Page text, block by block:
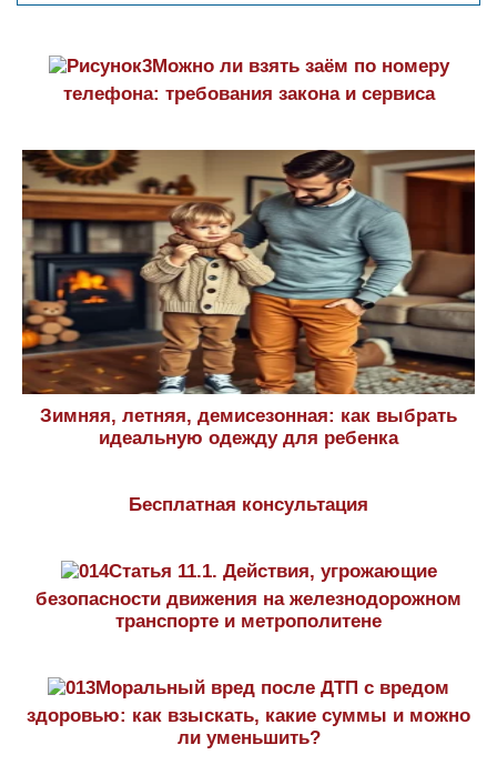
Можно ли взять заём по номеру
телефона: требования закона и сервиса
Зимняя, летняя, демисезонная: как выбрать
идеальную одежду для ребенка
Бесплатная консультация
Статья 11.1. Действия, угрожающие
безопасности движения на железнодорожном
транспорте и метрополитене
Моральный вред после ДТП с вредом
здоровью: как взыскать, какие суммы и можно
ли уменьшить?